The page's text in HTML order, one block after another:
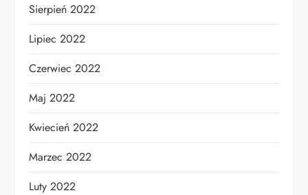
Sierpień 2022
Lipiec 2022
Czerwiec 2022
Maj 2022
Kwiecień 2022
Marzec 2022
Luty 2022